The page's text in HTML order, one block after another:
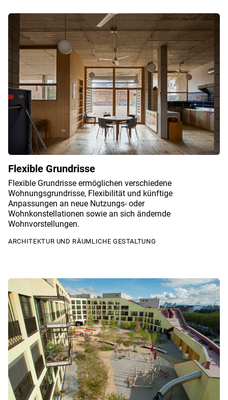
Flexible Grundrisse
Flexible Grundrisse ermöglichen verschiedene
Wohnungsgrundrisse, Flexibilität und künftige
Anpassungen an neue Nutzungs- oder
Wohnkonstellationen sowie an sich ändernde
Wohnvorstellungen.
ARCHITEKTUR UND RÄUMLICHE GESTALTUNG